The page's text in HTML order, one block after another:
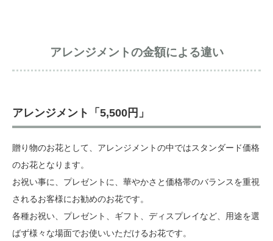
アレンジメントの金額による違い
アレンジメント「5,500円」
贈り物のお花として、アレンジメントの中ではスタンダード価格
のお花となります。
お祝い事に、プレゼントに、華やかさと価格帯のバランスを重視
されるお客様にお勧めのお花です。
各種お祝い、プレゼント、ギフト、ディスプレイなど、用途を選
ばず様々な場面でお使いいただけるお花です。